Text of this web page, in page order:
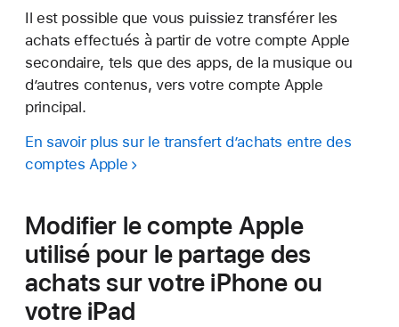
Il est possible que vous puissiez transférer les
achats effectués à partir de votre compte Apple
secondaire, tels que des apps, de la musique ou
d’autres contenus, vers votre compte Apple
principal.
En savoir plus sur le transfert d’achats entre des
comptes Apple
Modifier le compte Apple
utilisé pour le partage des
achats sur votre iPhone ou
votre iPad